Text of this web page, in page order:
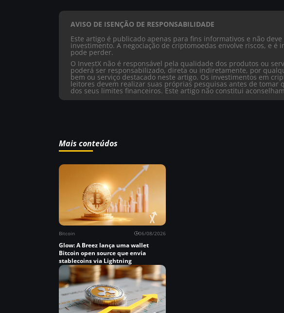
AVISO DE ISENÇÃO DE RESPONSABILIDADE
Este artigo é publicado apenas para fins informativos e não
investimento. A negociação de criptomoedas envolve riscos, e
pode perder.
O InvestX não é responsável pela qualidade dos produtos ou
poderá ser responsabilizado, direta ou indiretamente, por
bem ou serviço destacado neste artigo. Os investimentos em
leitores devem realizar suas próprias pesquisas antes de
dos seus limites financeiros. Este artigo não constitui
Mais conteúdos
Bitcoin 06/08/2026
Glow: A Breez lança uma wallet
Bitcoin open source que envia
stablecoins via Lightning